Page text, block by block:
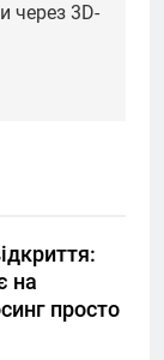
через 3D-
на
просто